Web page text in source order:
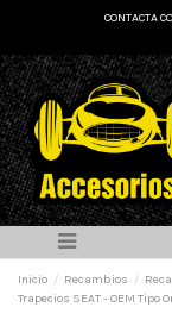
CONTACTA
Inicio Recambios
Trapecios SEAT - OEM Tipo